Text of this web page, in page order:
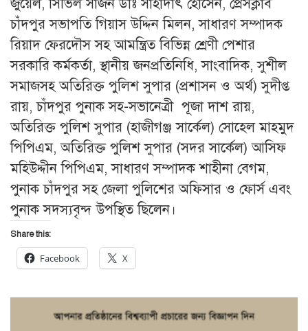
জুয়েল, সিভিল সার্জন ডাঃ সাহাদাৎ হোসেন, প্রেসক্লাব
চাঁদপুর সভাপতি গিয়াস উদ্দিন মিলন, সাধারণ সম্পাদক
রিয়াদ ফেরদৌস সহ আমন্ত্রিত বিভিন্ন শ্রেণী পেশার
সরকারি কর্মকর্তা, স্থানীয় জনপ্রতিনিধি, সাংবাদিক, সুশীল
সমাজসহ অতিরিক্ত পুলিশ সুপার (প্রশাসন ও অর্থ) সুদীপ্ত
রায়, চাঁদপুর পুনাক সহ-সভানেত্রী পূজা দাশ রায়,
অতিরিক্ত পুলিশ সুপার (হাজীগঞ্জ সার্কেল) সোহেল মাহমুদ
পিপিএম, অতিরিক্ত পুলিশ সুপার (সদর সার্কেল) আসিফ
মহিউদ্দীন পিপিএম, সাধারণ সম্পাদক শাহীনা বেগম,
পুনাক চাঁদপুর সহ জেলা পুলিশের অফিসার ও ফোর্স এবং
পুনাক সদস্যবৃন্দ উপস্থিত ছিলেন।
Share this:
Facebook X